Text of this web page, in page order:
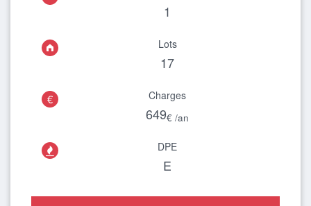
1
Lots
17
€ Charges
649€ /an
 DPE
E